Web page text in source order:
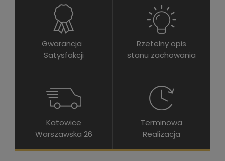
Gwarancja
Satysfakcji
Rzetelny opis
stanu zachowania
Katowice
Warszawska 26
Terminowa
Realizacja